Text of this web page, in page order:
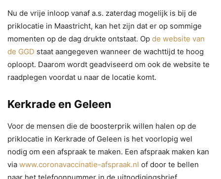
Nu de vrije inloop vanaf a.s. zaterdag mogelijk is bij de
priklocatie in Maastricht, kan het zijn dat er op sommige
momenten op de dag drukte ontstaat. Op de website van
de GGD staat aangegeven wanneer de wachttijd te hoog
oploopt. Daarom wordt geadviseerd om ook de website te
raadplegen voordat u naar de locatie komt.
Kerkrade en Geleen
Voor de mensen die de boosterprik willen halen op de
priklocatie in Kerkrade of Geleen is het voorlopig wel
nodig om een afspraak te maken. Een afspraak maken kan
via www.coronavaccinatie-afspraak.nl of door te bellen
naar het telefoonnummer in de uitnodigingsbrief.